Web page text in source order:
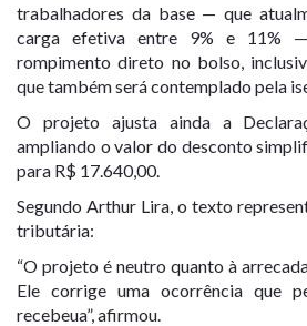
trabalhadores da base — que
carga efetiva entre 9% e 11%
rompimento direto no bolso,
que também será contemplado pela
O projeto ajusta ainda a
ampliando o valor do desconto
para R$ 17.640,00.
Segundo Arthur Lira, o texto
tributária:
“O projeto é neutro quanto à
Ele corrige uma ocorrência que
recebeua”, afirmou.